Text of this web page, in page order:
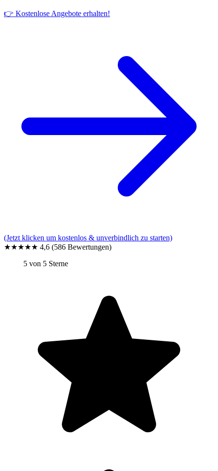
👉 Kostenlose Angebote erhalten!
(Jetzt klicken um kostenlos & unverbindlich zu starten)
★★★★★ 4,6 (586 Bewertungen)
5 von 5 Sterne